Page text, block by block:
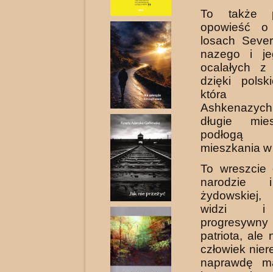
To także
opowieść o
losach
nazego i
ocalałych z
dzięki
która
długie
podłogą
mieszkania
To wreszcie
narodzie
widzi i
patriota, ale
człowiek
naprawdę